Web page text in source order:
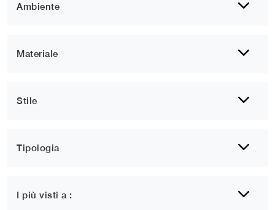
Ambiente
Materiale
Stile
Tipologia
I più visti a :